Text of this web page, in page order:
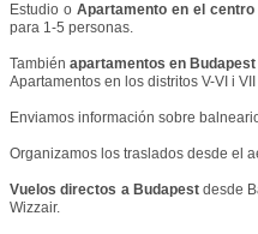
Estudio o Apartamento en el
para 1-5 personas.
También apartamentos en Budapest
Apartamentos en los distritos V-VI i
Enviamos información sobre
Organizamos los traslados desde el
Vuelos directos a Budapest desde
Wizzair.